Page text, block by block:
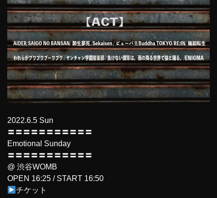
2022.6.5 Sun
〓〓〓〓〓〓〓〓〓〓〓
Emotional Sunday
〓〓〓〓〓〓〓〓〓〓〓
@ 渋谷WOMB
OPEN 16:25 / START 16:50
チケット